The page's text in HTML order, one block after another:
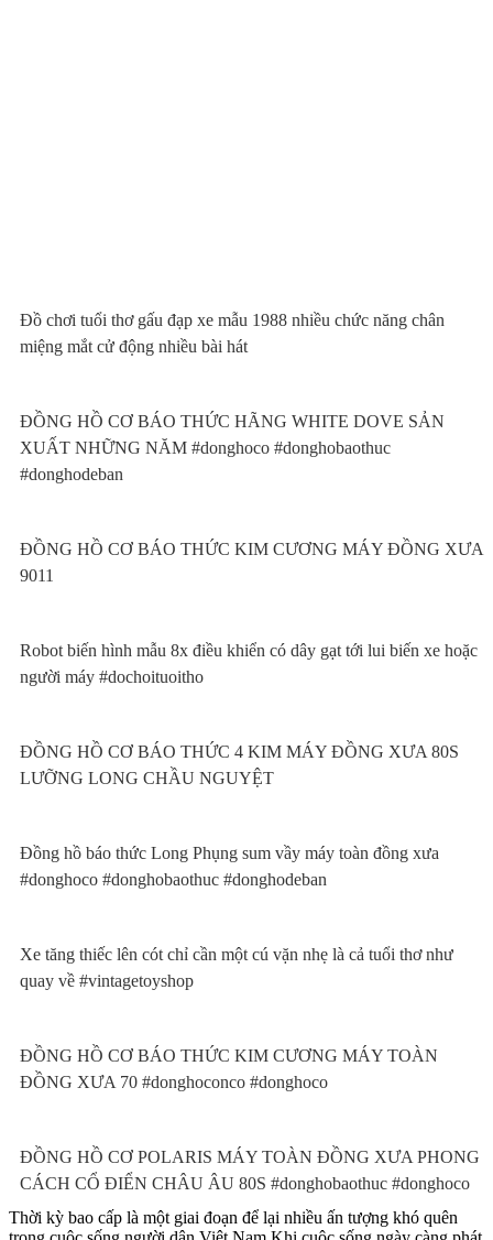
Đồ chơi tuổi thơ gấu đạp xe mẫu 1988 nhiều chức năng chân
miệng mắt cử động nhiều bài hát
ĐỒNG HỒ CƠ BÁO THỨC HÃNG WHITE DOVE SẢN
XUẤT NHỮNG NĂM #donghoco #donghobaothuc
#donghodeban
ĐỒNG HỒ CƠ BÁO THỨC KIM CƯƠNG MÁY ĐỒNG XƯA
9011
Robot biến hình mẫu 8x điều khiển có dây gạt tới lui biến xe hoặc
người máy #dochoituoitho
ĐỒNG HỒ CƠ BÁO THỨC 4 KIM MÁY ĐỒNG XƯA 80S
LƯỠNG LONG CHẦU NGUYỆT
Đồng hồ báo thức Long Phụng sum vầy máy toàn đồng xưa
#donghoco #donghobaothuc #donghodeban
Xe tăng thiếc lên cót chỉ cần một cú vặn nhẹ là cả tuổi thơ như
quay về #vintagetoyshop
ĐỒNG HỒ CƠ BÁO THỨC KIM CƯƠNG MÁY TOÀN
ĐỒNG XƯA 70 #donghoconco #donghoco
ĐỒNG HỒ CƠ POLARIS MÁY TOÀN ĐỒNG XƯA PHONG
CÁCH CỔ ĐIỂN CHÂU ÂU 80S #donghobaothuc #donghoco
Thời kỳ bao cấp là một giai đoạn để lại nhiều ấn tượng khó quên